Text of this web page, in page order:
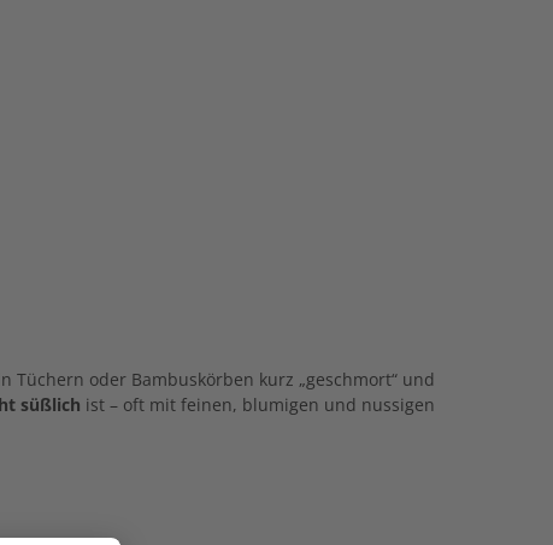
oder Bambuskörben kurz „geschmort“ und
süßlich ist – oft mit feinen, blumigen und nussigen